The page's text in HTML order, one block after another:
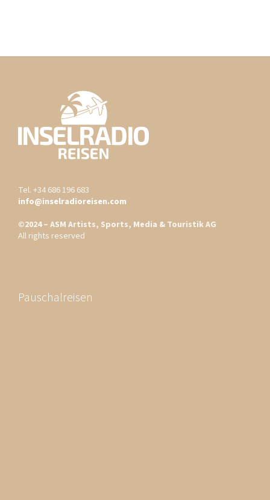
Tel. +34 686 196 683
info@inselradioreisen.com
©2024 – ASM Artists, Sports, Media & Touristik AG
All rights reserved
Pauschalreisen